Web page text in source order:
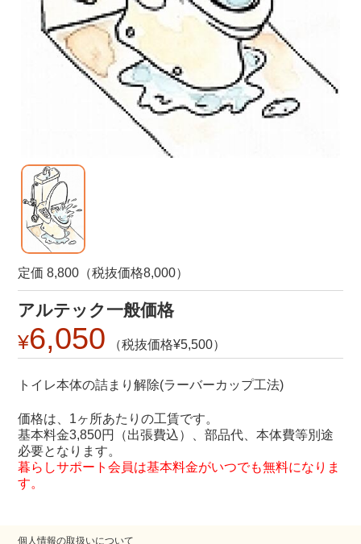
定価 8,800（税抜価格8,000）
アルテック一般価格
6,050 5,500
トイレ本体の詰まり解除(ラーバーカップ工法)
価格は、1ヶ所あたりの工賃です。
基本料金3,850円（出張費込）、部品代、本体費等別途
必要となります。
暮らしサポート会員は基本料金がいつでも無料になりま
す。
個人情報の取扱いについて